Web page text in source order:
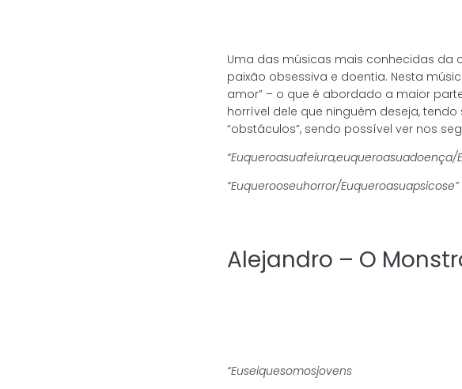
Uma das músicas mais conhecidas da
paixão obsessiva e doentia. Nesta
amor” – o que é abordado a maior
horrível dele que ninguém deseja,
“obstáculos”, sendo possível ver nos
“Euqueroasuafeiura,euqueroasuadoença/
“Euquerooseuhorror/Euqueroasuapsicose”
Alejandro – O
“Euseiquesomosjovens